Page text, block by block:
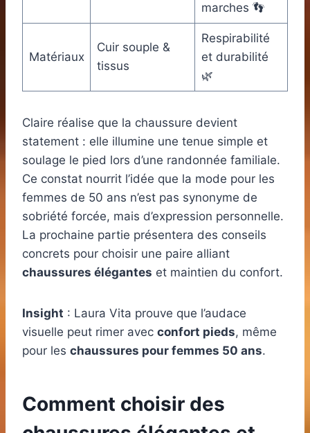
marches 👣
Matériaux
Cuir souple &
tissus
Respirabilité
et durabilité
🌿
Claire réalise que la chaussure devient
statement : elle illumine une tenue simple et
soulage le pied lors d’une randonnée familiale.
Ce constat nourrit l’idée que la mode pour les
femmes de 50 ans n’est pas synonyme de
sobriété forcée, mais d’expression personnelle.
La prochaine partie présentera des conseils
concrets pour choisir une paire alliant
chaussures élégantes et maintien du confort.
Insight : Laura Vita prouve que l’audace
visuelle peut rimer avec confort pieds, même
pour les chaussures pour femmes 50 ans.
Comment choisir des